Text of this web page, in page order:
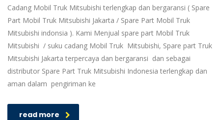
Cadang Mobil Truk Mitsubishi terlengkap dan bergaransi ( Spare
Part Mobil Truk Mitsubishi Jakarta / Spare Part Mobil Truk
Mitsubishi indonsia ). Kami Menjual spare part Mobil Truk
Mitsubishi / suku cadang Mobil Truk Mitsubishi, Spare part Truk
Mitsubishi Jakarta terpercaya dan bergaransi dan sebagai
distributor Spare Part Truk Mitsubishi Indonesia terlengkap dan
aman dalam pengiriman ke
read more